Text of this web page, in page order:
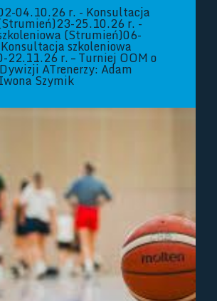
04.10.26 r. - Konsultacja
25.10.26 r. -
(Strumień)06-
szkoleniowa
22.11.26 r. – Turniej OOM o
ATrenerzy: Adam
Szymik